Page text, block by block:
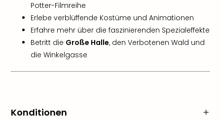
Potter-Filmreihe
Erlebe verblüffende Kostüme und Animationen
Erfahre mehr über die faszinierenden Spezialeffekte
Betritt die Große Halle, den Verbotenen Wald und
die Winkelgasse
Konditionen